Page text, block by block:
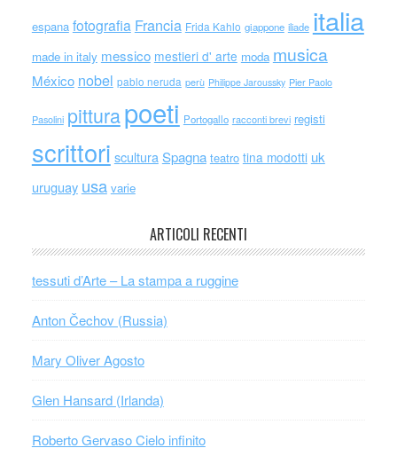
espana fotografia Francia Frida Kahlo giappone iliade italia
made in italy messico mestieri d' arte moda musica
México nobel pablo neruda perù Philippe Jaroussky Pier Paolo
Pasolini pitturapoeti Portogallo racconti brevi registi
scrittori scultura Spagna teatro tina modotti uk
uruguay usa varie
ARTICOLI RECENTI
tessuti d’Arte – La stampa a ruggine
Anton Čechov (Russia)
Mary Oliver Agosto
Glen Hansard (Irlanda)
Roberto Gervaso Cielo infinito